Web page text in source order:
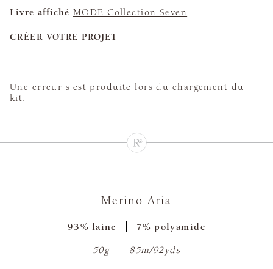
Livre affiché MODE Collection Seven
CRÉER VOTRE PROJET
Une erreur s'est produite lors du chargement du
kit.
Merino Aria
93% laine 7% polyamide
50g 85m/92yds